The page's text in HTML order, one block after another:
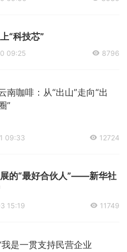
“科技芯”
09:25 8796
南咖啡：从“出山”走向“出
”
09:33 12724
的“最好合伙人”——新华社
15:19 11749
我是一贯支持民营企业